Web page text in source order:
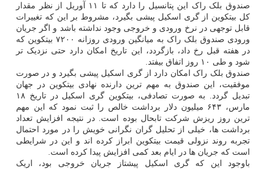
صندوق بلک راک این پتانسیل را دارد که تا ۱۱ آوریل از نظر مقدار
کل بیتکوین از گری اسکیل پیشی بگیرد، مشروط بر این که تغییرات
قابل توجهی در نرخ ورودی و خروجی وجود نداشته باشد و اگر جریان
ورودی صندوق بلک راک به میانگین ورودی روزانه ۷۲۰۰ بیتکوین که
در هفته قبل رخ داد، بازگردد، این تاریخ امکان دارد حتی نزدیک تر
شود و طی ۱۰ روز اتفاق بیفتد.
صندوق بلک راک امکان دارد از گری اسکیل پیشی بگیرد و در صورت
موفقیت، این صندوق به مهم ترین دارنده نهادی بیتکوین در جهان
تبدیل گردد. به صورت تصادفی، بیتکوین گری اسکیل در تاریخ ۱۸
مارس، ۶۴۳ میلیون دلار برداشت خالص را ثبت نمود که این مهم
ترین روز ریزش شرکت تابحال بوده است. در نتیجه افزایش تعداد
برداشت ها، خیلی از تحلیل گران نگرانی خویش را در مورد احتمال
تجربه روند نزولی قیمت بیتکوین ابراز کرده اند و این در شرایطی
است که جریان ها در ایام بعد کمی افزایش پیدا کرده است.
باوجود این که گری اسکیل پیشتاز جریان خروجی بود، اریک